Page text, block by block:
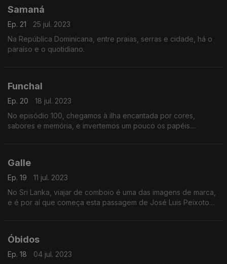
Samaná
Ep. 21
25 jul. 2023
Na República Dominicana, entre praias, serras e cidade, há o
paraíso e o quotidiano.
Funchal
Ep. 20
18 jul. 2023
No episódio 100, chegamos à ilha encantada por cores,
sabores e memória, e invertemos um pouco os papéis....
Galle
Ep. 19
11 jul. 2023
No Sri Lanka, viajar de comboio é uma das imagens de marca,
e é por aí que começa esta passagem de José Luis Peixoto
Óbidos
Ep. 18
04 jul. 2023